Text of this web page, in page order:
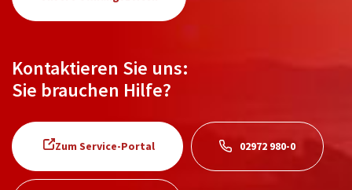
Kontaktieren Sie uns:
Sie brauchen Hilfe?
Zum Service-Portal 02972 980-0